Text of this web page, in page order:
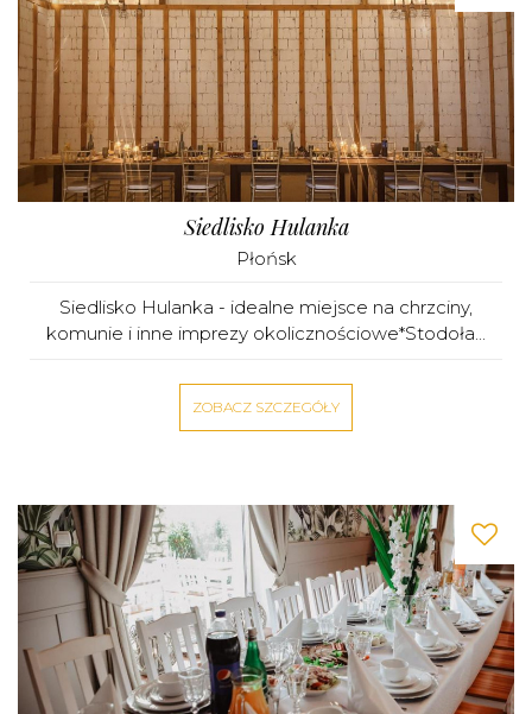
Siedlisko Hulanka
Płońsk
Siedlisko Hulanka - idealne miejsce na chrzciny,
komunie i inne imprezy okolicznościowe*Stodoła...
ZOBACZ SZCZEGÓŁY